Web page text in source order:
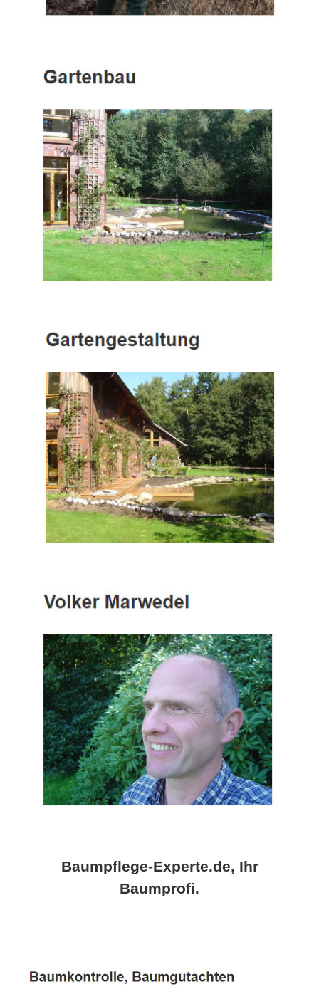
Baumpflege-Experte.de, Ihr
Baumprofi.